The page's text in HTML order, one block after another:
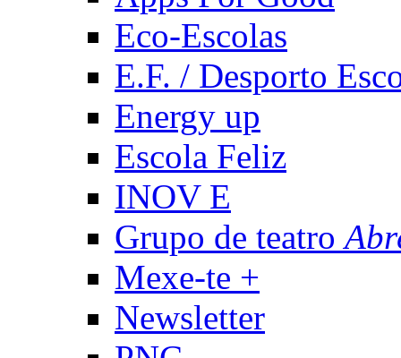
Eco-Escolas
E.F. / Desporto
Energy up
Escola Feliz
INOV E
Grupo de teatro
Mexe-te +
Newsletter